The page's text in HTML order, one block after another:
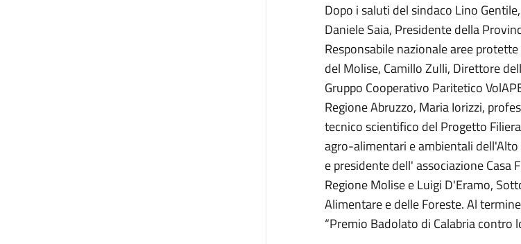
Dopo i saluti del sindaco Lino
Daniele Saia, Presidente della
Responsabile nazionale aree
del Molise, Camillo Zulli, Direttore
Gruppo Cooperativo Paritetico
Regione Abruzzo, Maria Iorizzi,
tecnico scientifico del Progetto
agro-alimentari e ambientali
e presidente dell' associazione Casa
Regione Molise e Luigi D'Eramo,
Alimentare e delle Foreste. Al
“Premio Badolato di Calabria contro